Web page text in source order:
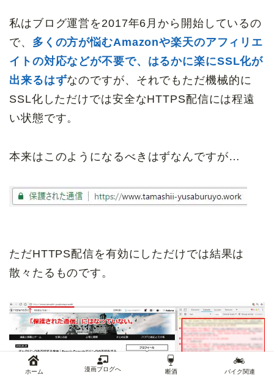
私はブログ運営を2017年6月から開始しているの
で、 多くの方が悩むAmazonや楽天のアフィリエ
イトの対応などが不要で、はるかに楽にSSL化が
出来るはずなのですが、それでもただ機械的に
SSL化しただけでは安全なHTTPS配信には程遠
い状態です。
本来はこのようになるべきはずなんですが…
ただHTTPS配信を有効にしただけでは結果は
散々たるものです。
ホーム 漫画ブログへ 断酒 バイク関連